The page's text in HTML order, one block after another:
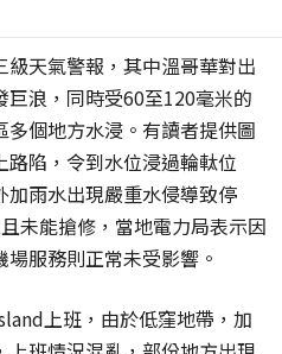
天氣警報，其中溫哥華對出
巨浪，同時受60至120毫米的
個地方水浸。有讀者提供圖
陷，令到水位浸過輪軚位
雨水出現嚴重水侵導致停
未能搶修，當地電力局表示因
服務則正常未受影響。
上班，由於低窪地帶，加